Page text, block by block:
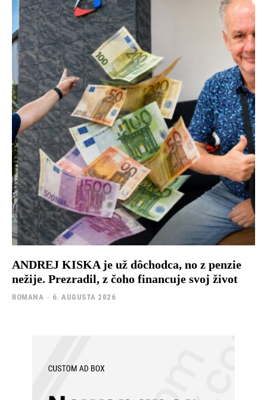
ANDREJ KISKA je už dôchodca, no z penzie
nežije. Prezradil, z čoho financuje svoj život
ROMANA - 6. AUGUSTA 2026